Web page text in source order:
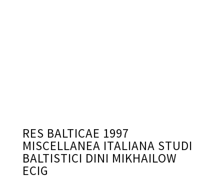
RES BALTICAE 1997
MISCELLANEA ITALIANA STUDI
BALTISTICI DINI MIKHAILOW
ECIG